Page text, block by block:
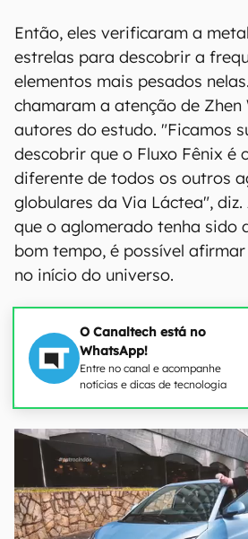
Então, eles verificaram a
estrelas para descobrir a
elementos mais pesados
chamaram a atenção de Zhen
autores do estudo. "Ficamos
descobrir que o Fluxo Fênix é
diferente de todos os outros
globulares da Via Láctea", diz.
que o aglomerado tenha sido
bom tempo, é possível
no início do universo.
O Canaltech está no
WhatsApp!
Entre no canal e acompanhe
notícias e dicas de tecnologia